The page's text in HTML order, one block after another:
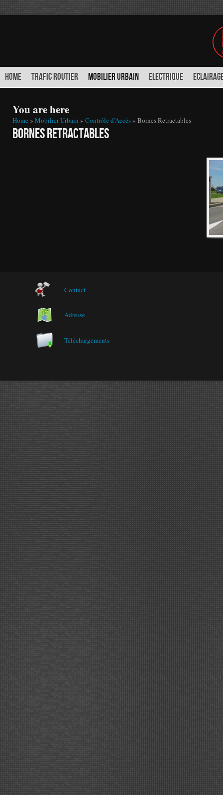
HOME TRAFIC ROUTIER MOBILIER URBAIN ELECTRIQUE
You are here
Home » Mobilier Urbain » Contrôle d’Accès» Bornes Retractables
Bornes Retractables
Contact
Adresse
Téléchargements